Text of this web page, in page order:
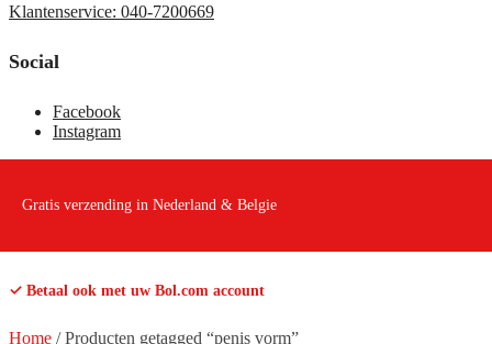
Klantenservice: 040-7200669
Social
Facebook
Instagram
Gratis verzending in Nederland & Belgie
✓ Betaal ook met uw Bol.com account
Home /Producten getagged “penis vorm”